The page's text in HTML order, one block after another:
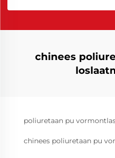
chinees
poliuretaan pu
chinees poliuretaan pu